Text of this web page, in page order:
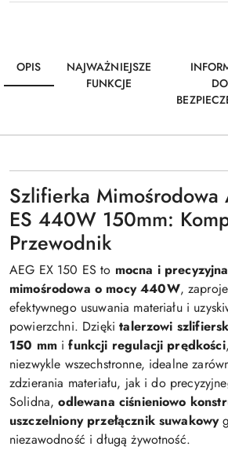
OPIS
NAJWAŻNIEJSZE
FUNKCJE
Szlifierka Mimośrodowa
ES 440W 150mm:
Przewodnik
AEG EX 150 ES to mocna i
mimośrodowa o mocy 440W,
efektywnego usuwania materiału i
powierzchni. Dziękitalerzowi
150 mmifunkcji regulacji prędkości
niezwykle wszechstronne, idealne
zdzierania materiału, jak i do
Solidna,odlewana ciśnieniowo
uszczelniony przełącznik suwakowy
niezawodność i długą żywotność.